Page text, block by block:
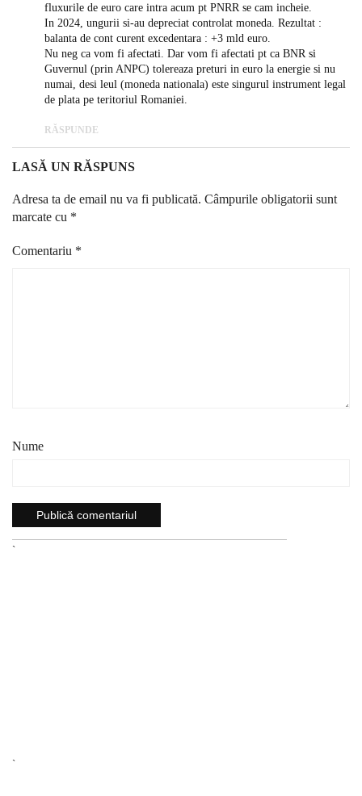
fluxurile de euro care intra acum pt PNRR se cam incheie.
In 2024, ungurii si-au depreciat controlat moneda. Rezultat :
balanta de cont curent excedentara : +3 mld euro.
Nu neg ca vom fi afectati. Dar vom fi afectati pt ca BNR si
Guvernul (prin ANPC) tolereaza preturi in euro la energie si nu
numai, desi leul (moneda nationala) este singurul instrument legal
de plata pe teritoriul Romaniei.
RĂSPUNDE
LASĂ UN RĂSPUNS
Adresa ta de email nu va fi publicată. Câmpurile obligatorii sunt
marcate cu *
Comentariu *
Nume
`
`